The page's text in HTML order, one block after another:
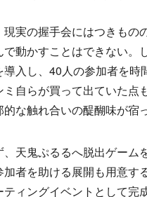
実の握手会にはつきもの
動かすことはできない。
入し、40人の参加者を
自らが買って出ていた点
な触れ合いの醍醐味が宿
天鬼ぷるるへ脱出ゲーム
者を助ける展開も用意す
ィングイベントとして完